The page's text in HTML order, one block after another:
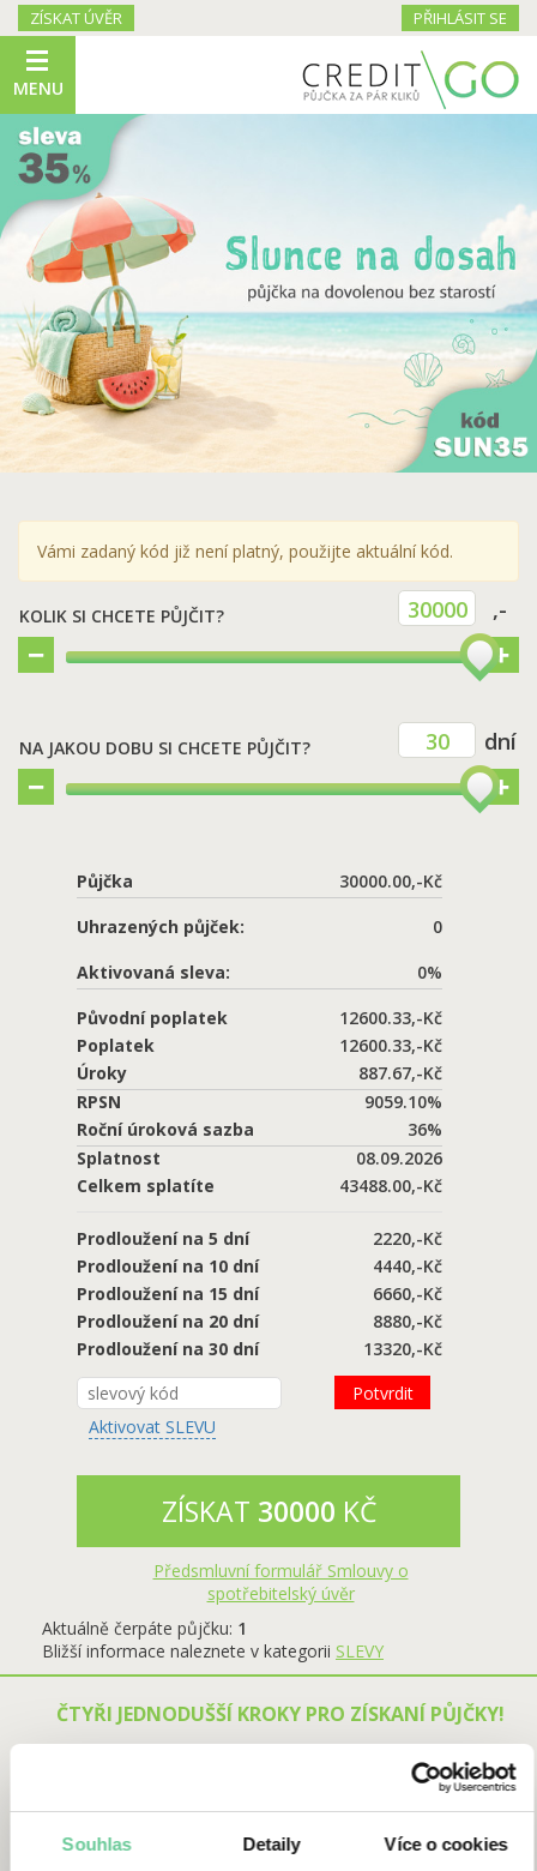
Souhlas Detaily Více o cookies
ZÍSKAT ÚVĚR PŘIHLÁSIT SE
MENU
Vámi zadaný kód již není platný, použijte aktuální kód.
KOLIK SI CHCETE PŮJČIT? 30000
,-
Kč
NA JAKOU DOBU SI CHCETE PŮJČIT? 30 dní
Půjčka
30000.00,-Kč
Uhrazených půjček:
0
Aktivovaná sleva:
0%
Původní poplatek
12600.33,-Kč
Poplatek
12600.33,-Kč
Úroky
887.67,-Kč
RPSN
9059.10%
Roční úroková sazba
36%
Splatnost
08.09.2026
Celkem splatíte
43488.00,-Kč
Prodloužení na 5 dní 2220,-Kč
Prodloužení na 10 dní
4440,-Kč
Prodloužení na 15 dní
6660,-Kč
Prodloužení na 20 dní
8880,-Kč
Prodloužení na 30 dní
13320,-Kč
Potvrdit
Aktivovat SLEVU
ZÍSKAT 30000 KČ
Předsmluvní formulář Smlouvy o
spotřebitelský úvěr
Aktuálně čerpáte půjčku: 1
Bližší informace naleznete v kategorii SLEVY
ČTYŘI JEDNODUŠŠÍ KROKY PRO ZÍSKANÍ PŮJČKY!